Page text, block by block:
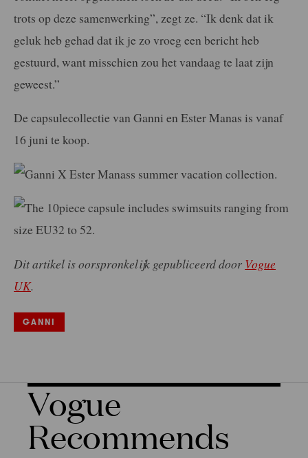
trots op deze samenwerking”, zegt ze. “Ik denk dat ik
geluk heb gehad dat ik je zo vroeg een bericht heb
gestuurd, want misschien zou het vandaag te laat zijn
geweest.”
De capsulecollectie van Ganni en Ester Manas is vanaf
16 juni te koop.
Dit artikel is oorspronkelijk gepubliceerd door Vogue
UK.
GANNI
Vogue
Recommends